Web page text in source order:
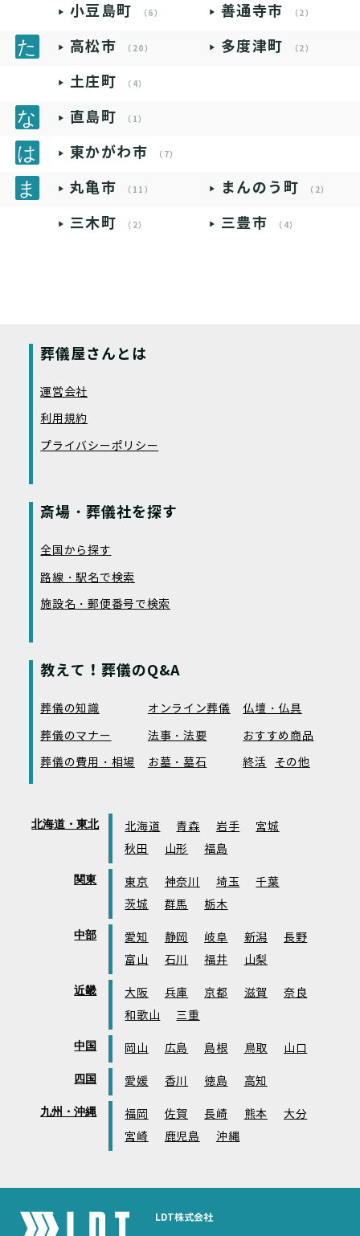
小豆島町 （6） 善通寺市 （2）
高松市 （20） 多度津町 （2）
土庄町 （4）
直島町 （1）
東かがわ市 （7）
丸亀市 （11） まんのう町 （2）
三木町 （2） 三豊市 （4）
葬儀屋さんとは
運営会社
利用規約
プライバシーポリシー
斎場・葬儀社を探す
全国から探す
路線・駅名で検索
施設名・郵便番号で検索
教えて！葬儀のQ&A
葬儀の知識 オンライン葬儀
仏壇・仏具
葬儀のマナー
法事・法要
おすすめ商品
葬儀の費用・相場
お墓・墓石 終活 その他
北海道・東北 北海道 青森 岩手
宮城
秋田
山形 福島
関東 東京 神奈川 埼玉
千葉
茨城
群馬 栃木
中部 愛知 静岡 岐阜 新潟
長野
富山
石川 福井 山梨
近畿 大阪 兵庫 京都 滋賀
奈良
和歌山
三重
中国 岡山 広島 島根 鳥取 山口
四国 愛媛 香川 徳島 高知
九州・沖縄 福岡 佐賀 長崎 熊本
大分
宮崎
鹿児島 沖縄
LDT株式会社